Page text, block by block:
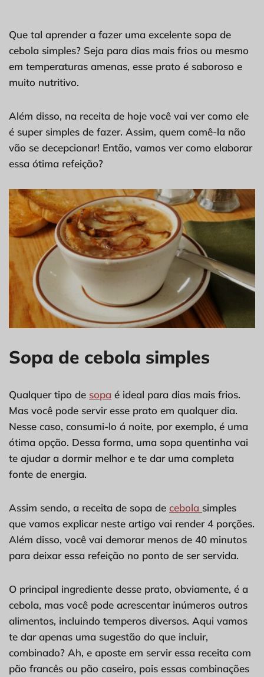
Que tal aprender a fazer uma excelente sopa de
cebola simples? Seja para dias mais frios ou mesmo
em temperaturas amenas, esse prato é saboroso e
muito nutritivo.
Além disso, na receita de hoje você vai ver como ele
é super simples de fazer. Assim, quem comê-la não
vão se decepcionar! Então, vamos ver como elaborar
essa ótima refeição?
Sopa de cebola simples
Qualquer tipo de sopa é ideal para dias mais frios.
Mas você pode servir esse prato em qualquer dia.
Nesse caso, consumi-lo á noite, por exemplo, é uma
ótima opção. Dessa forma, uma sopa quentinha vai
te ajudar a dormir melhor e te dar uma completa
fonte de energia.
Assim sendo, a receita de sopa de cebola simples
que vamos explicar neste artigo vai render 4 porções.
Além disso, você vai demorar menos de 40 minutos
para deixar essa refeição no ponto de ser servida.
O principal ingrediente desse prato, obviamente, é a
cebola, mas você pode acrescentar inúmeros outros
alimentos, incluindo temperos diversos. Aqui vamos
te dar apenas uma sugestão do que incluir,
combinado? Ah, e aposte em servir essa receita com
pão francês ou pão caseiro, pois essas combinações